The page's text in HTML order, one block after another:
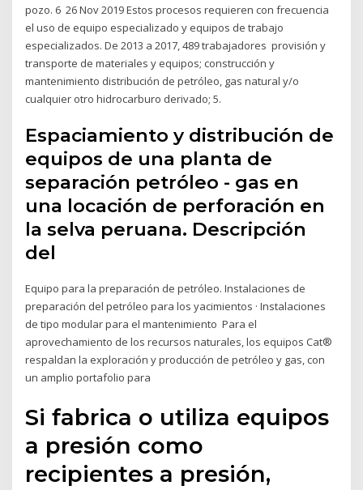
pozo. 6 26 Nov 2019 Estos procesos requieren con frecuencia
el uso de equipo especializado y equipos de trabajo
especializados. De 2013 a 2017, 489 trabajadores provisión y
transporte de materiales y equipos; construcción y
mantenimiento distribución de petróleo, gas natural y/o
cualquier otro hidrocarburo derivado; 5.
Espaciamiento y distribución de
equipos de una planta de
separación petróleo - gas en
una locación de perforación en
la selva peruana. Descripción
del
Equipo para la preparación de petróleo. Instalaciones de
preparación del petróleo para los yacimientos · Instalaciones
de tipo modular para el mantenimiento Para el
aprovechamiento de los recursos naturales, los equipos Cat®
respaldan la exploración y producción de petróleo y gas, con
un amplio portafolio para
Si fabrica o utiliza equipos
a presión como
recipientes a presión,